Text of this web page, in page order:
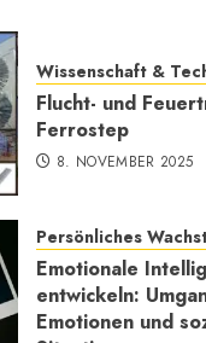
Wissenschaft &
Flucht- und
Ferrostep
8. NOVEMBER 2025
Persönliches
Emotionale
entwickeln:
Emotionen und